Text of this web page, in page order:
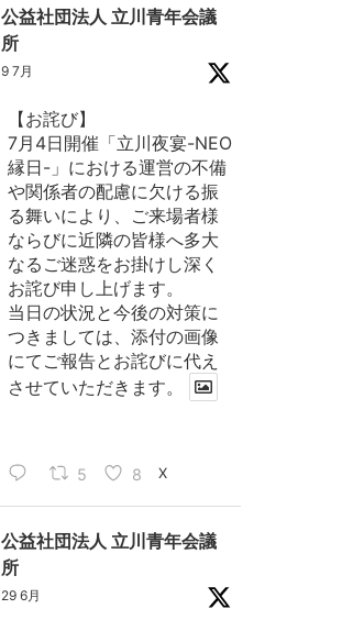
公益社団法人 立川青年会議
所
9 7月
【お詫び】
7月4日開催「立川夜宴-NEO
縁日-」における運営の不備
や関係者の配慮に欠ける振
る舞いにより、ご来場者様
ならびに近隣の皆様へ多大
なるご迷惑をお掛けし深く
お詫び申し上げます。
当日の状況と今後の対策に
つきましては、添付の画像
にてご報告とお詫びに代え
させていただきます。
5 8 X
公益社団法人 立川青年会議
所
29 6月